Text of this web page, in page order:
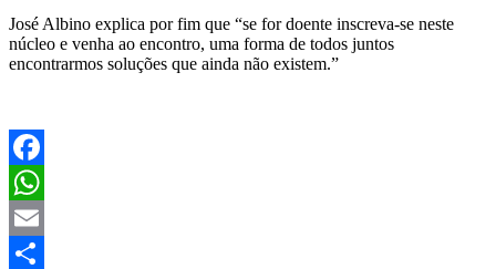
José Albino explica por fim que “se for doente inscreva-se neste
núcleo e venha ao encontro, uma forma de todos juntos
encontrarmos soluções que ainda não existem.”
Facebook
WhatsApp
Email